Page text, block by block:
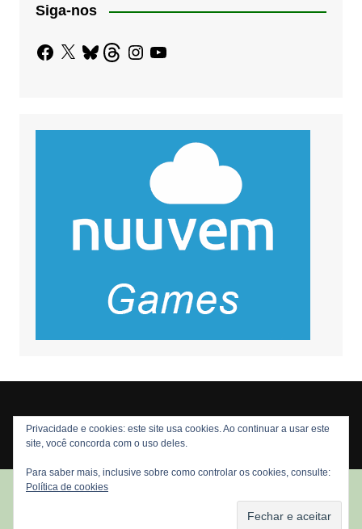
Siga-nos
Facebook
X BlueskyThreadsInstagram
YouTube
Copyright © 2026 Nós Nerds. Todos os direitos reservados
Privacidade e cookies: este site usa cookies. Ao continuar a usar este
site, você concorda com o uso deles.
Para saber mais, inclusive sobre como controlar os cookies, consulte:
Política de cookies